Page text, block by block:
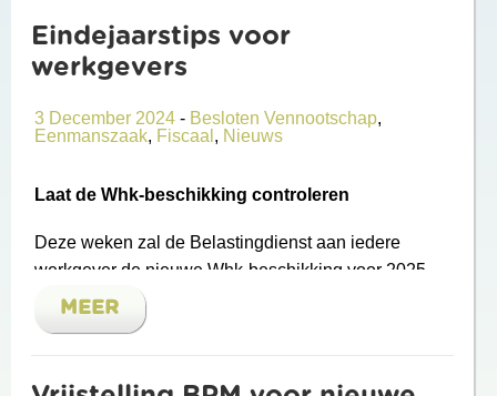
Eindejaarstips voor
werkgevers
3 December 2024- Besloten Vennootschap,
Eenmanszaak, Fiscaal , Nieuws
Laat de Whk-beschikking controleren
Deze weken zal de Belastingdienst aan iedere
werkgever de nieuwe Whk-beschikking voor 2025
toesturen. Zorg ervoor dat u deze tijdig laat
controleren en, mocht dat nodig zijn, op tijd bezwaar
niet meer past bij uw daadwerkelijke
MEER